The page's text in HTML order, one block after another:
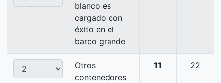
blanco es
cargado con
éxito en el
barco grande
Otros
contenedores
11 22